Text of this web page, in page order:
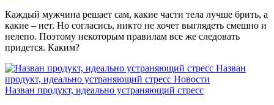
Каждый мужчина решает сам, какие части тела лучше брить, а
какие – нет. Но согласись, никто не хочет выглядеть смешно и
нелепо. Поэтому некоторым правилам все же следовать
придется. Каким?
Назван
продукт, идеально устраняющий стресс Новости
Назван продукт, идеально устраняющий стресс